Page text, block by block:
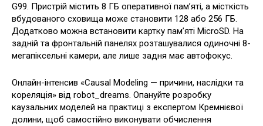
G99. Пристрій містить 8 ГБ оперативної пам’яті, а місткість
вбудованого сховища може становити 128 або 256 ГБ.
Додатково можна встановити картку пам’яті MicroSD. На
задній та фронтальній панелях розташувалися одиночні 8-
мегапіксельні камери, але лише задня має автофокус.
Онлайн-інтенсив «Causal Modeling — причини, наслідки та
кореляція» від robot_dreams. Опануйте розробку
каузальних моделей на практиці з експертом Кремнієвої
долини, щоб самостійно виконувати обчислення